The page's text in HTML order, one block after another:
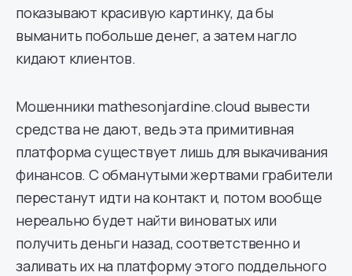
показывают красивую картинку, да бы
выманить побольше денег, а затем нагло
кидают клиентов.
Мошенники mathesonjardine.cloud вывести
средства не дают, ведь эта примитивная
платформа существует лишь для выкачивания
финансов. С обманутыми жертвами грабители
перестанут идти на контакт и, потом вообще
нереально будет найти виноватых или
получить деньги назад, соответственно и
заливать их на платформу этого поддельного